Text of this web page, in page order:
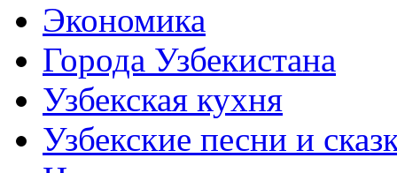
Экономика
Города Узбекистана
Узбекская кухня
Узбекские песни и